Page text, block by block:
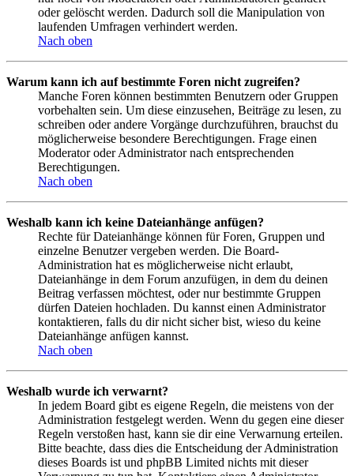
oder gelöscht werden. Dadurch soll die Manipulation von
laufenden Umfragen verhindert werden.
Nach oben
Warum kann ich auf bestimmte Foren nicht zugreifen?
Manche Foren können bestimmten Benutzern oder Gruppen
vorbehalten sein. Um diese einzusehen, Beiträge zu lesen, zu
schreiben oder andere Vorgänge durchzuführen, brauchst du
möglicherweise besondere Berechtigungen. Frage einen
Moderator oder Administrator nach entsprechenden
Berechtigungen.
Nach oben
Weshalb kann ich keine Dateianhänge anfügen?
Rechte für Dateianhänge können für Foren, Gruppen und
einzelne Benutzer vergeben werden. Die Board-
Administration hat es möglicherweise nicht erlaubt,
Dateianhänge in dem Forum anzufügen, in dem du deinen
Beitrag verfassen möchtest, oder nur bestimmte Gruppen
dürfen Dateien hochladen. Du kannst einen Administrator
kontaktieren, falls du dir nicht sicher bist, wieso du keine
Dateianhänge anfügen kannst.
Nach oben
Weshalb wurde ich verwarnt?
In jedem Board gibt es eigene Regeln, die meistens von der
Administration festgelegt werden. Wenn du gegen eine dieser
Regeln verstoßen hast, kann sie dir eine Verwarnung erteilen.
Bitte beachte, dass dies die Entscheidung der Administration
dieses Boards ist und phpBB Limited nichts mit dieser